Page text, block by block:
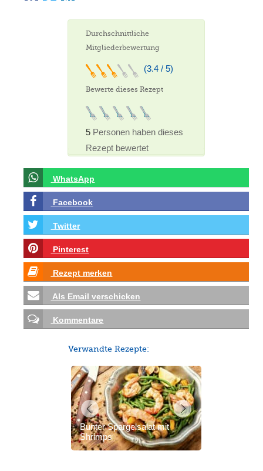
Durchschnittliche
Mitgliederbewertung
(3.4 / 5)
Bewerte dieses Rezept
5 Personen haben dieses
Rezept bewertet
WhatsApp
Facebook
Twitter
Pinterest
Rezept merken
Als Email verschicken
Kommentare
Verwandte Rezepte:
Bunter Spargelsalat mit
Shrimps